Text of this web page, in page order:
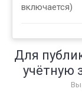
включается)
Для
учётную
Вы